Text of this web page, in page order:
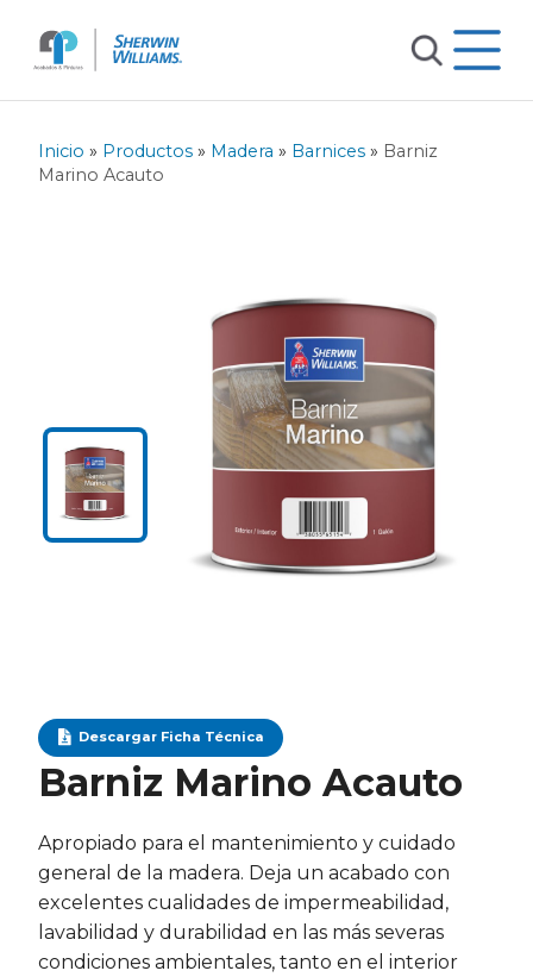
Inicio » Productos » Madera » Barnices » Barniz
Marino Acauto
Descargar Ficha Técnica
Barniz Marino Acauto
Apropiado para el mantenimiento y cuidado
general de la madera. Deja un acabado con
excelentes cualidades de impermeabilidad,
lavabilidad y durabilidad en las más severas
condiciones ambientales, tanto en el interior